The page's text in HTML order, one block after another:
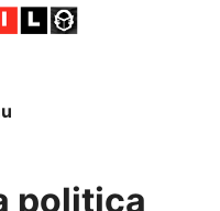
politica